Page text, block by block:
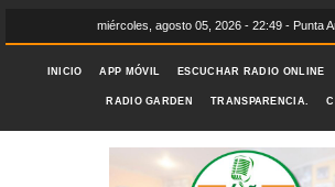
miércoles, agosto 05, 2026 - 22:49 - Punta
INICIO APP MÓVIL ESCUCHAR RADIO ONLINE
RADIO GARDEN TRANSPARENCIA.